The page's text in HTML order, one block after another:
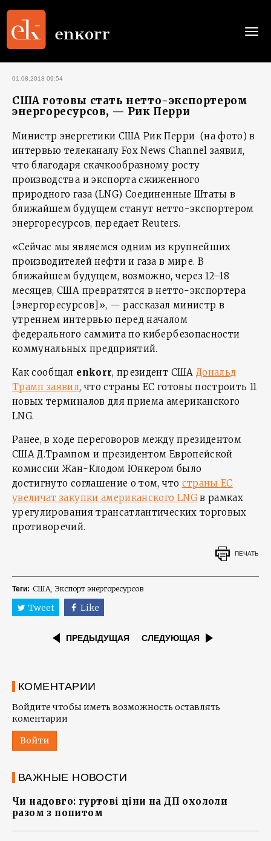
01.08.2018 09:54
США готовы стать нетто-экспортером
энергоресурсов, — Рик Перри
Министр энергетики США Рик Перри (на фото) в
интервью телеканалу Fox News Channel заявил,
что благодаря скачкообразному росту
производства и экспорта сжиженного
природного газа (LNG) Соединенные Штаты в
ближайшем будущем станут нетто-экспортером
энергоресурсов, передает Reuters.
«Сейчас мы являемся одним из крупнейших
производителей нефти и газа в мире. В
ближайшем будущем, возможно, через 12–18
месяцев, США превратятся в нетто-экспортера
[энергоресурсов]», — рассказал министр в
утреннем интервью перед началом
федерального саммита по кибербезопасности
коммунальных предприятий.
Как сообщал enkorr, президент США Дональд
Трамп заявил, что страны ЕС готовы построить 11
новых терминалов для приема американского
LNG.
Ранее, в ходе переговоров между президентом
США Д.Трампом и президентом Европейской
комиссии Жан-Клодом Юнкером было
достигнуто соглашение о том, что страны ЕС
увеличат закупки американского LNGв рамках
урегулирования трансатлантических торговых
противоречий.
ПЕЧАТЬ
Теги: США Экспорт энергоресурсов
Tweet Like
ПРЕДЫДУЩАЯ СЛЕДУЮЩАЯ
КОМЕНТАРИИ
Войдите чтобы иметь возможность оставлять
коментарии
Войти
ВАЖНЫЕ НОВОСТИ
Чи надовго: гуртові ціни на ДП охололи
разом з попитом